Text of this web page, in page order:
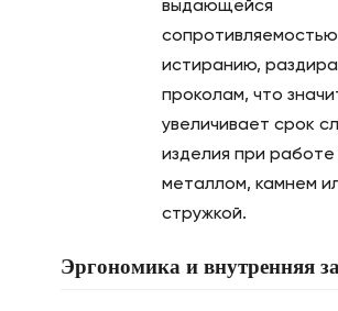
выдающейся
истиранию,
проколам, что
увеличивает срок
изделия при работе
металлом, камнем
стружкой.
Эргономика и внутренняя